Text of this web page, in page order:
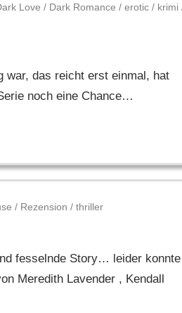
Love / Dark Romance /erotic / krimi
war, das reicht erst einmal, hat
noch eine Chance…
/ Rezension /thriller
fesselnde Story… leider konnte
Meredith Lavender , Kendall